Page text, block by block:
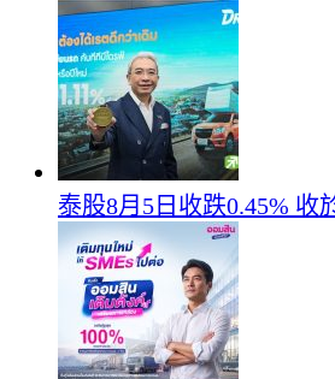
泰股8月5日收跌0.45% 收